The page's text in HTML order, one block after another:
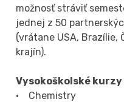
možnosť stráviť
jednej z 50
(vrátane USA, Brazílie,
krajín).
Vysokoškolské kurzy
• Chemistry